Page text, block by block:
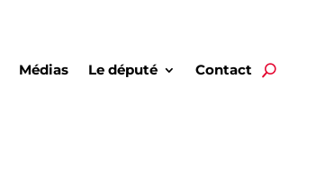
Médias Le député Contact